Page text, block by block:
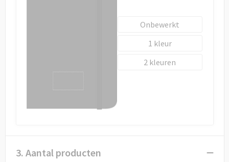
Onbewerkt
1
2
3. Aantal producten